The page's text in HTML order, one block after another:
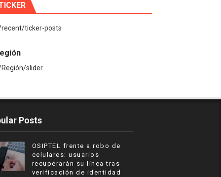
ticker-posts
slider
Posts
OSIPTEL frente a robo de
celulares: usuarios
recuperarán su línea tras
verificación de identidad